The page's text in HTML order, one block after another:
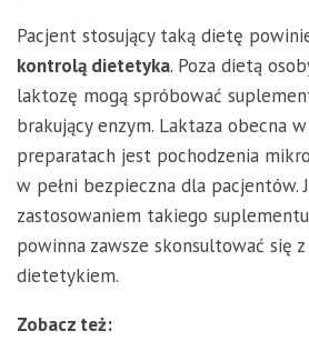
Pacjent stosujący taką dietę
kontrolą dietetyka. Poza dietą
laktozę mogą spróbować
brakujący enzym. Laktaza obecna
preparatach jest pochodzenia
w pełni bezpieczna dla pacjentów.
zastosowaniem takiego
powinna zawsze skonsultować się
dietetykiem.
Zobacz też: